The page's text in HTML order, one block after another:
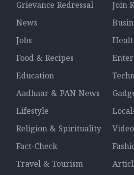
Grievance Redressal
Join
News
Jobs
Food & Recipes
Education
Aadhaar & PAN News
Lifestyle
Religion & Spirituality
Video
Fact-Check
Travel & Tourism